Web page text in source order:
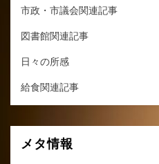
市政・市議会関連記事
図書館関連記事
日々の所感
給食関連記事
メタ情報